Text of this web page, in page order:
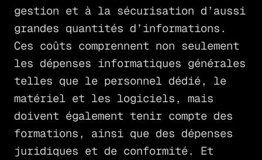
gestion et à la sécurisation d’aussi
grandes quantités d’informations.
Ces coûts comprennent non seulement
les dépenses informatiques générales
telles que le personnel dédié, le
matériel et les logiciels, mais
doivent également tenir compte des
formations, ainsi que des dépenses
juridiques et de conformité. Et